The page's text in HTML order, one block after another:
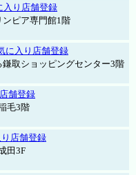
入り店舗登録
ピア専門館1階
に入り店舗登録
取ショッピングセンター3階
舗登録
毛3階
店舗登録
田3F